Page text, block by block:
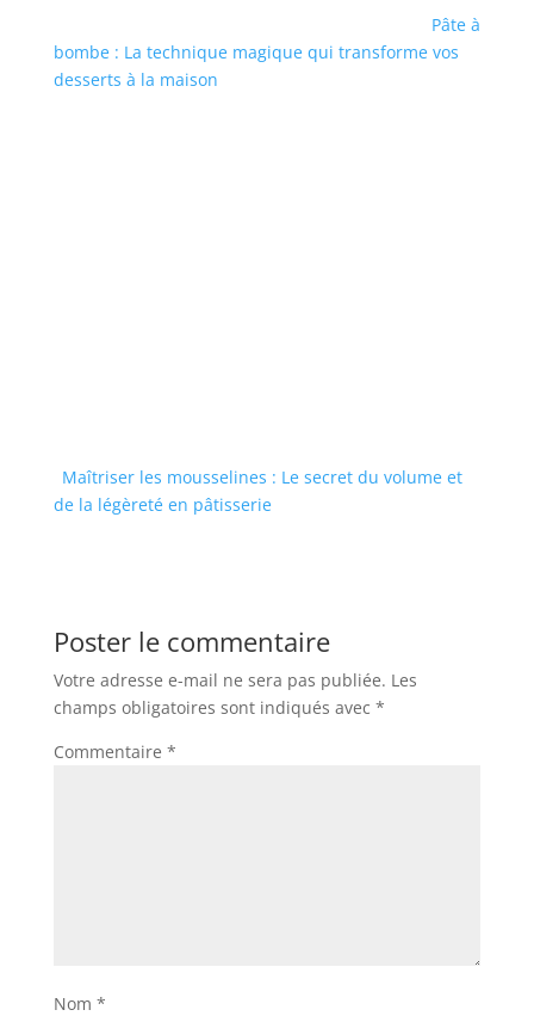
Pâte à
bombe : La technique magique qui transforme vos
desserts à la maison
Maîtriser les mousselines : Le secret du volume et
de la légèreté en pâtisserie
Poster le commentaire
Votre adresse e-mail ne sera pas publiée. Les
champs obligatoires sont indiqués avec *
Commentaire *
Nom *